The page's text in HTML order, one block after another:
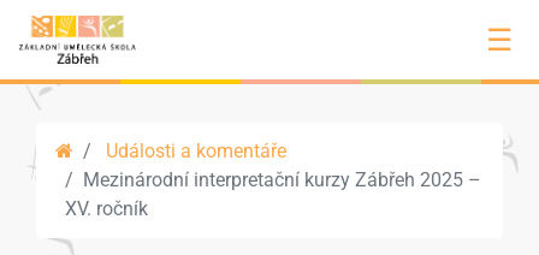
☰
Události a komentáře
Mezinárodní interpretační kurzy Zábřeh 2025 –
XV. ročník